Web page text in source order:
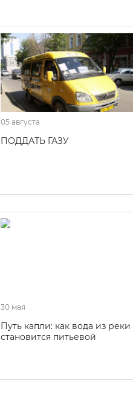
05 августа
ПОДДАТЬ ГАЗУ
30 мая
Путь капли: как вода из реки
становится питьевой